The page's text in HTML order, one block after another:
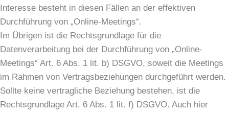
Interesse besteht in diesen Fällen an der effektiven
Durchführung von „Online-Meetings“.
Im Übrigen ist die Rechtsgrundlage für die
Datenverarbeitung bei der Durchführung von „Online-
Meetings“ Art. 6 Abs. 1 lit. b) DSGVO, soweit die Meetings
im Rahmen von Vertragsbeziehungen durchgeführt werden.
Sollte keine vertragliche Beziehung bestehen, ist die
Rechtsgrundlage Art. 6 Abs. 1 lit. f) DSGVO. Auch hier